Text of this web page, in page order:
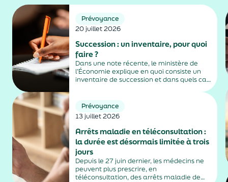
Prévoyance
20 juillet 2026
Succession : un inventaire, pour quoi
faire ?
Dans une note récente, le ministère de
l’Économie explique en quoi consiste un
inventaire de succession et dans quels cas
Prévoyance
13 juillet 2026
Arrêts maladie en téléconsultation :
la durée est désormais limitée à trois
jours
Depuis le 27 juin dernier, les médecins ne
peuvent plus prescrire, en
téléconsultation, des arrêts maladie de